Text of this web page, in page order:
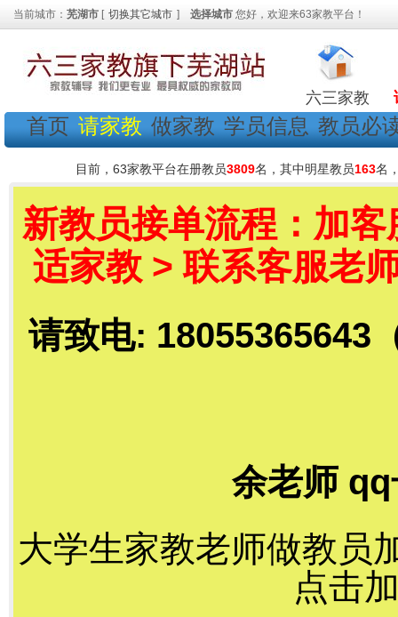
当前城市： 芜湖市 [ 切换其它城市 ] 选择城市 您好，欢迎来63家教平台！
六三家教
首页 请家教 做家教 学员信息 教员必
目前，63家教平台在册教员3809名，其中明星教员163名
新教员接单流程：加
适家教 > 联系客服老
请致电: 18055365643
余老师
大学生家教老师做教员
点击